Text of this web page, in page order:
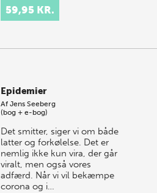
59,95 KR.
Epidemier
AfJens Seeberg
(bog + e-bog)
Det smitter, siger vi om både
latter og forkølelse. Det er
nemlig ikke kun vira, der går
viralt, men også vores
adfærd. Når vi vil bekæmpe
corona og i…